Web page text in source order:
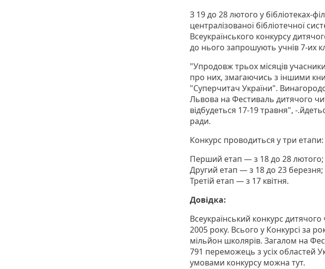
З 19 до 28 лютого у бібліотеках-
централізованої бібліотечної
Всеукраїнського конкурсу
до нього запрошують учнів 7-их
"Упродовж трьох місяців
про них, змагаючись з іншими
"Суперчитач України".
Львова на Фестиваль дитячого
відбудеться 17-19 травня", -
ради.
Конкурс проводиться у три етапи:
Перший етап — з 18 до 28 лютого;
Другий етап — з 18 до 23 березня;
Третій етап — з 17 квітня.
Довідка:
Всеукраїнський конкурс
2005 року. Всього у Конкурсі за
мільйон школярів. Загалом на
791 переможець з усіх областей
умовами конкурсу можна тут.